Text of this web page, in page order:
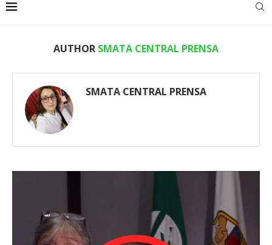
AUTHOR SMATA CENTRAL PRENSA
SMATA CENTRAL PRENSA